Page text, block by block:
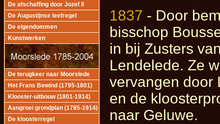
De afschaffing door Jozef II
De Augustijnse leefregel
De eigendommen
Kunstwerken
De terugkeer naar Moorslede
Het Frans Bewind (1795-1801)
Klooster-uitbouw (1801-1914)
Aangroei grondplan (1785-1914)
De kloosterregel
1837 - Door
bisschop
in bij Zusters
Lendelede. Ze
vervangen door
en de
naar Geluwe.